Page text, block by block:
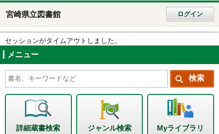
宮崎県立図書館 ログイン
セッションがタイムアウトしました。
メニュー
詳細蔵書検索 ジャンル検索 Myライブラリ